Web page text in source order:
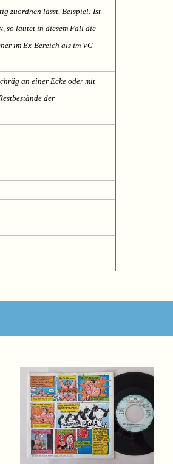
zuordnen lässt. Beispiel: Ist
so lautet in diesem Fall die
im Ex-Bereich als im VG-
an einer Ecke oder mit
der